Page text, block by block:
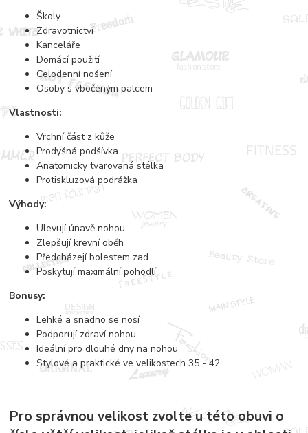
Školy
Zdravotnictví
Kanceláře
Domácí použití
Celodenní nošení
Osoby s vbočeným palcem
Vlastnosti:
Vrchní část z kůže
Prodyšná podšívka
Anatomicky tvarovaná stélka
Protiskluzová podrážka
Výhody:
Ulevují únavě nohou
Zlepšují krevní oběh
Předcházejí bolestem zad
Poskytují maximální pohodlí
Bonusy:
Lehké a snadno se nosí
Podporují zdraví nohou
Ideální pro dlouhé dny na nohou
Stylové a praktické ve velikostech 35 - 42
Pro správnou velikost zvolte u této obuvi o